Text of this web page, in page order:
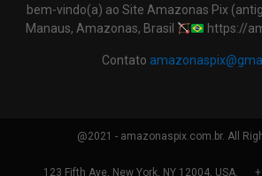
bem-vindo(a) ao Site Amazonas Pix
Manaus, Amazonas, Brasil
https://
Contato
@2021 - amazonaspix.com.br. All
123 Fifth Ave, New York, NY 12004, USA.